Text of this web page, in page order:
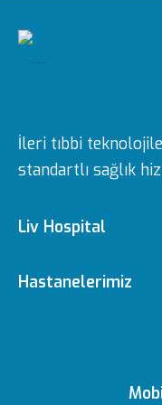
İleri tıbbi
standartlı sağlık
Liv Hospital
Hakkımızda
Hastanelerimiz